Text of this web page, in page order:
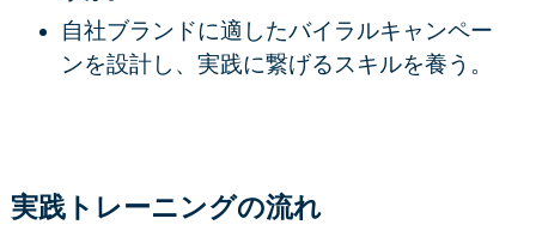
自社ブランドに適したバイラルキャンペー
ンを設計し、実践に繋げるスキルを養う。
実践トレーニングの流れ